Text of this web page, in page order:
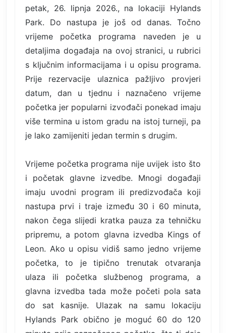
petak, 26. lipnja 2026., na lokaciji Hylands
Park. Do nastupa je još od danas. Točno
vrijeme početka programa naveden je u
detaljima događaja na ovoj stranici, u rubrici
s ključnim informacijama i u opisu programa.
Prije rezervacije ulaznica pažljivo provjeri
datum, dan u tjednu i naznačeno vrijeme
početka jer popularni izvođači ponekad imaju
više termina u istom gradu na istoj turneji, pa
je lako zamijeniti jedan termin s drugim.
Vrijeme početka programa nije uvijek isto što
i početak glavne izvedbe. Mnogi događaji
imaju uvodni program ili predizvođača koji
nastupa prvi i traje između 30 i 60 minuta,
nakon čega slijedi kratka pauza za tehničku
pripremu, a potom glavna izvedba Kings of
Leon. Ako u opisu vidiš samo jedno vrijeme
početka, to je tipično trenutak otvaranja
ulaza ili početka službenog programa, a
glavna izvedba tada može početi pola sata
do sat kasnije. Ulazak na samu lokaciju
Hylands Park obično je moguć 60 do 120